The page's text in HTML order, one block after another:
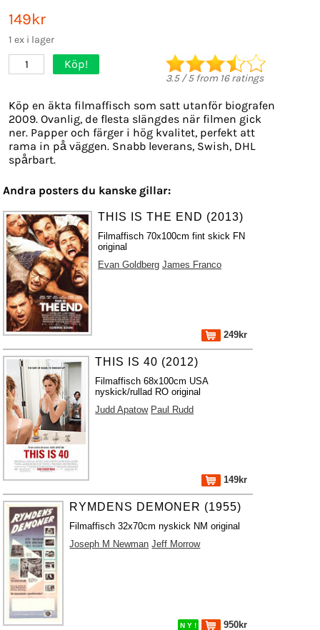
149kr
1 ex i lager
1 Köp!
3.5/5from 16ratings
Köp en äkta filmaffisch som satt utanför biografen
2009. Ovanlig, de flesta slängdes när filmen gick
ner. Papper och färger i hög kvalitet, perfekt att
rama in på väggen. Snabb leverans, Swish, DHL
spårbart.
Andra posters du kanske gillar:
THIS IS THE END (2013)
Filmaffisch 70x100cm fint skick FN
original
Evan Goldberg James Franco
249kr
THIS IS 40 (2012)
Filmaffisch 68x100cm USA
nyskick/rullad RO original
Judd Apatow Paul Rudd
149kr
RYMDENS DEMONER (1955)
Filmaffisch 32x70cm nyskick NM original
Joseph M Newman Jeff Morrow
N Y ! 950kr